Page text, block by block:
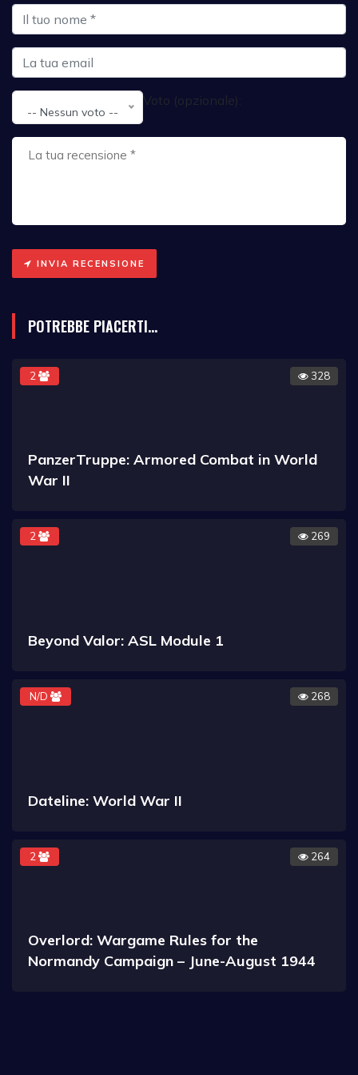
Voto (opzionale):
-- Nessun voto --
INVIA RECENSIONE
POTREBBE PIACERTI...
2 328
PanzerTruppe: Armored Combat in World
War II
2 269
Beyond Valor: ASL Module 1
N/D 268
Dateline: World War II
2 264
Overlord: Wargame Rules for the
Normandy Campaign – June-August 1944